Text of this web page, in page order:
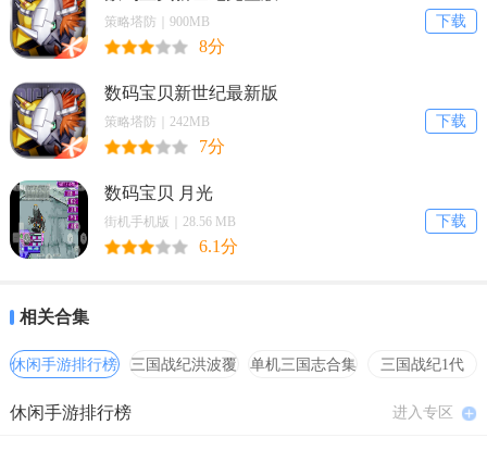
下载
策略塔防｜900MB
8分
数码宝贝新世纪最新版
下载
策略塔防｜242MB
7分
数码宝贝 月光
下载
街机手机版｜28.56 MB
6.1分
相关合集
休闲手游排行榜
三国战纪洪波覆
单机三国志合集
三国战纪1代
休闲手游排行榜 进入专区